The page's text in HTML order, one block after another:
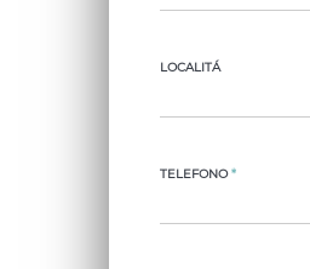
LOCALITÁ
TELEFONO*